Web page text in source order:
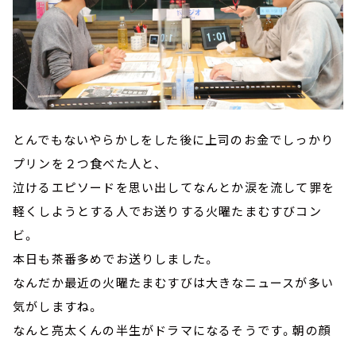
とんでもないやらかしをした後に上司のお金でしっかり
プリンを２つ食べた人と、
泣けるエピソードを思い出してなんとか涙を流して罪を
軽くしようとする人でお送りする火曜たまむすびコン
ビ。
本日も茶番多めでお送りしました。
なんだか最近の火曜たまむすびは大きなニュースが多い
気がしますね。
なんと亮太くんの半生がドラマになるそうです。朝の顔